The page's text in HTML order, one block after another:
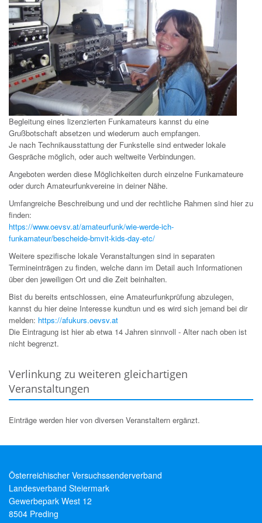
Begleitung eines lizenzierten Funkamateurs kannst du eine
Grußbotschaft absetzen und wiederum auch empfangen.
Je nach Technikausstattung der Funkstelle sind entweder lokale
Gespräche möglich, oder auch weltweite Verbindungen.
Angeboten werden diese Möglichkeiten durch einzelne Funkamateure
oder durch Amateurfunkvereine in deiner Nähe.
Umfangreiche Beschreibung und und der rechtliche Rahmen sind hier zu
finden:
https://www.oevsv.at/amateurfunk/wie-werde-ich-
funkamateur/bescheide-bmvit-kids-day-etc/
Weitere spezifische lokale Veranstaltungen sind in separaten
Termineinträgen zu finden, welche dann im Detail auch Informationen
über den jeweiligen Ort und die Zeit beinhalten.
Bist du bereits entschlossen, eine Amateurfunkprüfung abzulegen,
kannst du hier deine Interesse kundtun und es wird sich jemand bei dir
melden: https://afukurs.oevsv.at
Die Eintragung ist hier ab etwa 14 Jahren sinnvoll - Alter nach oben ist
nicht begrenzt.
Verlinkung zu weiteren gleichartigen
Veranstaltungen
Einträge werden hier von diversen Veranstaltern ergänzt.
Österreichischer Versuchssenderverband
Landesverband Steiermark
Gewerbepark West 12
8504 Preding